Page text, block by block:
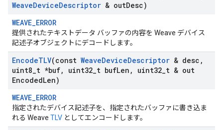
WeaveDeviceDescriptor & outDesc)
WEAVE_ERROR
提供されたテキストデータ バッファの内容を Weave デバイス
記述子オブジェクトにデコードします。
EncodeTLV(const WeaveDeviceDescriptor & desc ,
uint8 t *buf, uint32 t bufLen , uint32 t & out
EncodedLen)
WEAVE_ERROR
指定されたデバイス記述子を、指定されたバッファに書き込ま
れる Weave TLV としてエンコードします。